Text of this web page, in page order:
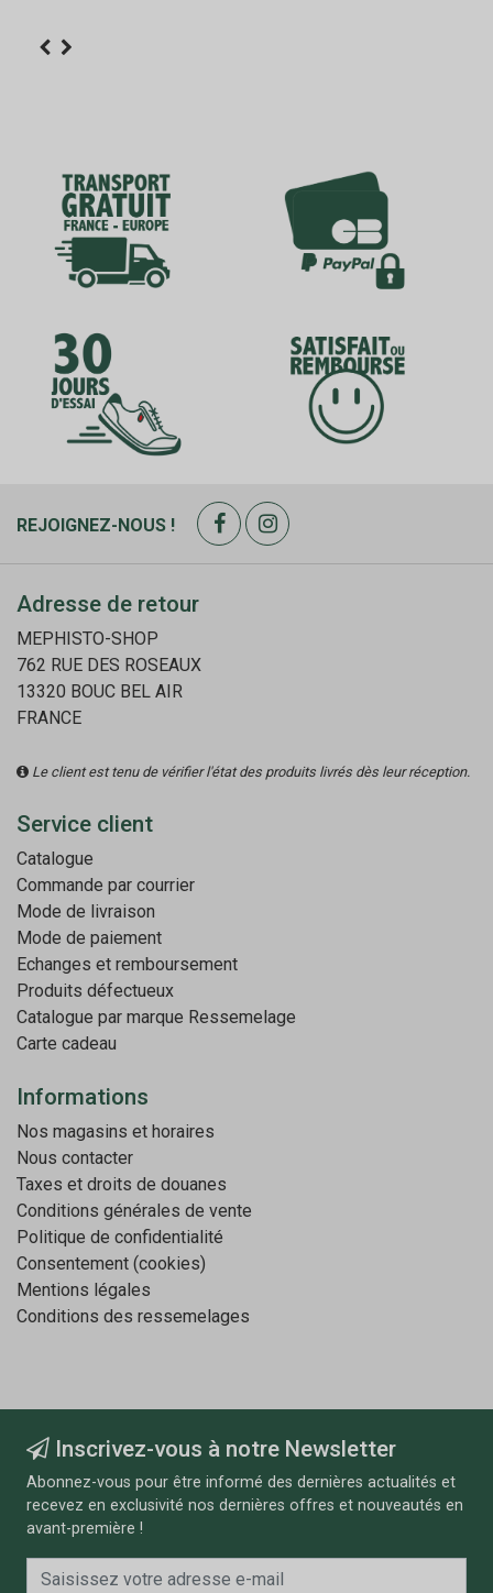
REJOIGNEZ-NOUS !
Adresse de retour
MEPHISTO-SHOP
762 RUE DES ROSEAUX
13320 BOUC BEL AIR
FRANCE
Le client est tenu de vérifier l'état des produits livrés dès leur réception.
Service client
Catalogue
Commande par courrier
Mode de livraison
Mode de paiement
Echanges et remboursement
Produits défectueux
Catalogue par marque Ressemelage
Carte cadeau
Informations
Nos magasins et horaires
Nous contacter
Taxes et droits de douanes
Conditions générales de vente
Politique de confidentialité
Consentement (cookies)
Mentions légales
Conditions des ressemelages
Inscrivez-vous à notre Newsletter
Abonnez-vous pour être informé des dernières actualités et
recevez en exclusivité nos dernières offres et nouveautés en
avant-première !